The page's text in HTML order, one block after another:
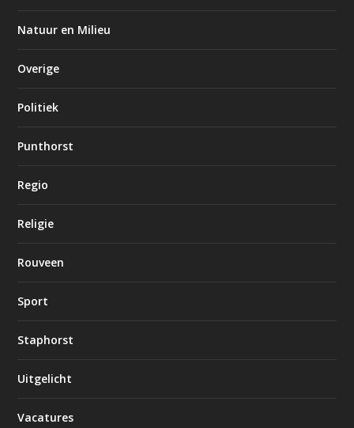
Natuur en Milieu
Overige
Politiek
Punthorst
Regio
Religie
Rouveen
Sport
Staphorst
Uitgelicht
Vacatures